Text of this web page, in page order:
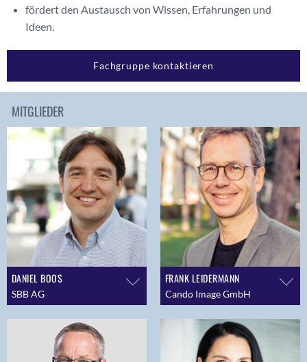
fördert den Austausch von Wissen, Erfahrungen und
Ideen.
Fachgruppe kontaktieren
MITGLIEDER
DANIEL BOOS
SBB AG
FRANK LEIDERMANN
Cando Image GmbH